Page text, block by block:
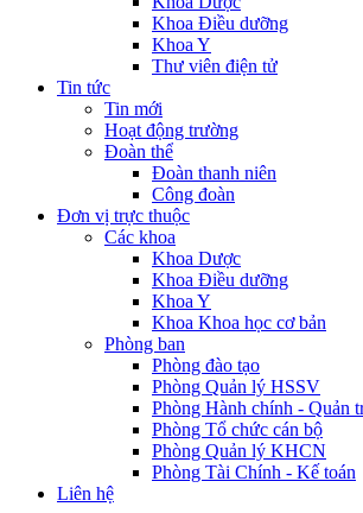
Khoa Điều dưỡng
Khoa Y
Thư viên điện tử
Tin tức
Tin mới
Hoạt động trường
Đoàn thể
Đoàn thanh niên
Công đoàn
Đơn vị trực thuộc
Các khoa
Khoa Dược
Khoa Điều dưỡng
Khoa Y
Khoa Khoa học cơ bản
Phòng ban
Phòng đào tạo
Phòng Quản lý HSSV
Phòng Hành chính - Quản
Phòng Tổ chức cán bộ
Phòng Quản lý KHCN
Phòng Tài Chính - Kế toán
Liên hệ